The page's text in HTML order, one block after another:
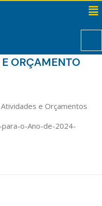
ORÇAMENTO
e Orçamentos
o-Ano-de-2024-